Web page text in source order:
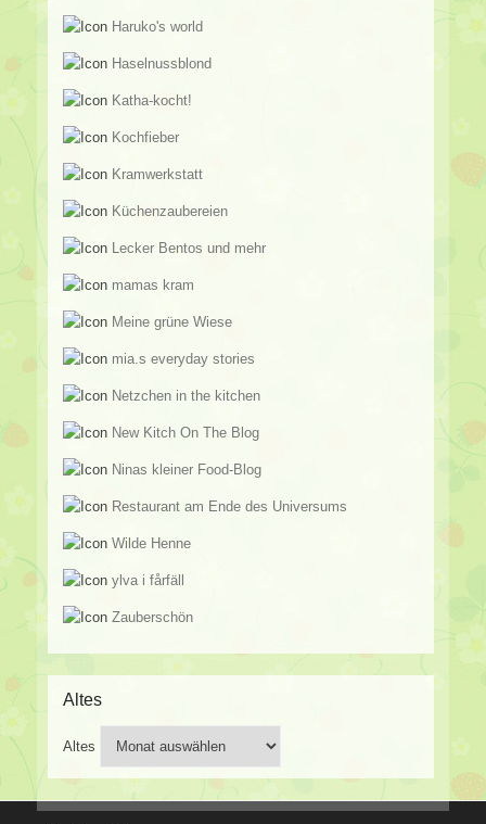
Haruko's world
Haselnussblond
Katha-kocht!
Kochfieber
Kramwerkstatt
Küchenzaubereien
Lecker Bentos und mehr
mamas kram
Meine grüne Wiese
mia.s everyday stories
Netzchen in the kitchen
New Kitch On The Blog
Ninas kleiner Food-Blog
Restaurant am Ende des Universums
Wilde Henne
ylva i fårfäll
Zauberschön
Altes
Altes